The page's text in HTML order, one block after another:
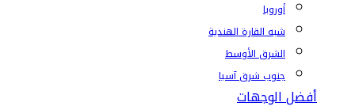
أوروبا
شبه القارة الهندية
الشرق الأوسط
جنوب شرق آسيا
أفضل الوجهات